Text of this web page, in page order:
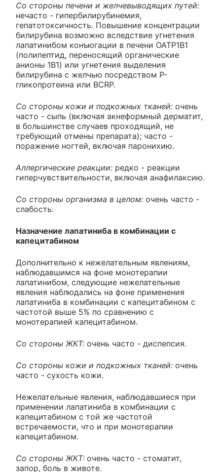
Со стороны печени и желчевыводящих путей:
нечасто - гипербилирубинемия,
гепатотоксичность. Повышение концентрации
билирубина возможно вследствие угнетения
лапатинибом конъюгации в печени OATP1B1
(полипептид, переносящий органические
анионы 1В1) или угнетения выделения
билирубина с желчью посредством Р-
гликопротеина или BCRP.
Со стороны кожи и подкожных тканей: очень
часто - сыпь (включая акнеформный дерматит,
в большинстве случаев проходящий, не
требующий отмены препарата); часто -
поражение ногтей, включая паронихию.
Аллергические реакции: редко - реакции
гиперчувствительности, включая анафилаксию.
Со стороны организма в целом: очень часто -
слабость.
Назначение лапатиниба в комбинации с
капецитабином
Дополнительно к нежелательным явлениям,
наблюдавшимся на фоне монотерапии
лапатинибом, следующие нежелательные
явления наблюдались на фоне применения
лапатиниба в комбинации с капецитабином с
частотой выше 5% по сравнению с
монотерапией капецитабином.
Со стороны ЖКТ: очень часто - диспепсия.
Со стороны кожи и подкожных тканей: очень
часто - сухость кожи.
Нежелательные явления, наблюдавшиеся при
применении лапатиниба в комбинации с
капецитабином с той же частотой
встречаемости, что и при монотерапии
капецитабином.
Со стороны ЖКТ: очень часто - стоматит,
запор, боль в животе.